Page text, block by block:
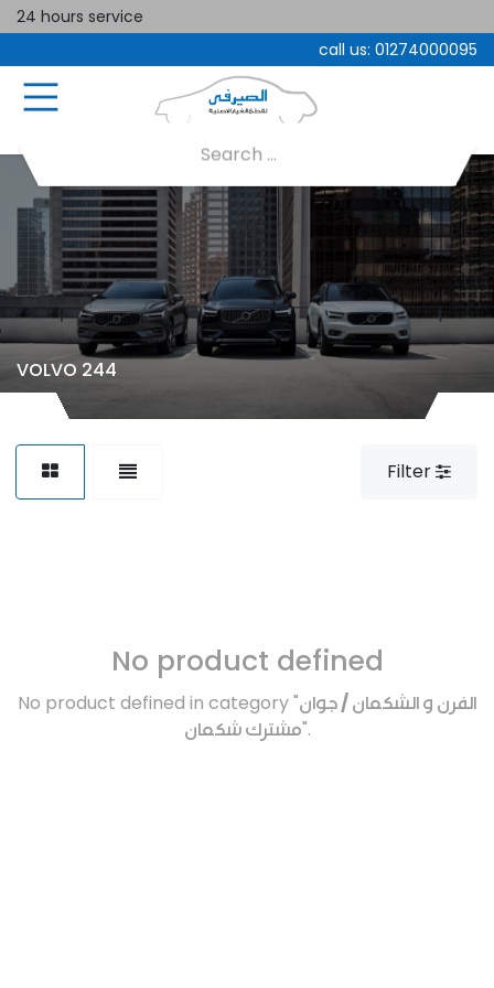
24 hours service
call us: 01274000095
VOLVO 244
Filter
No product defined
No product defined in category "الفرن و الشكمان / جوان
مشترك شكمان".